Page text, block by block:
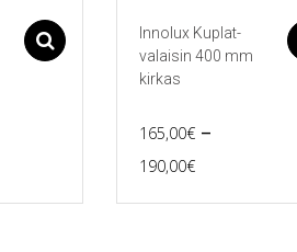
AsetuksetInnolux Kuplat-
valaisin 400 mm
kirkas
165,00€ –
190,00€Price
range:
tuotteella